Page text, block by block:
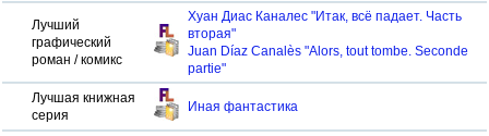
Лучший
графический
роман / комикс
Хуан Диаc Каналес "Итак, всё падает. Часть
вторая"
Juan Díaz Canalès "Alors, tout tombe. Seconde
partie"
Лучшая книжная
серия
Иная фантастика